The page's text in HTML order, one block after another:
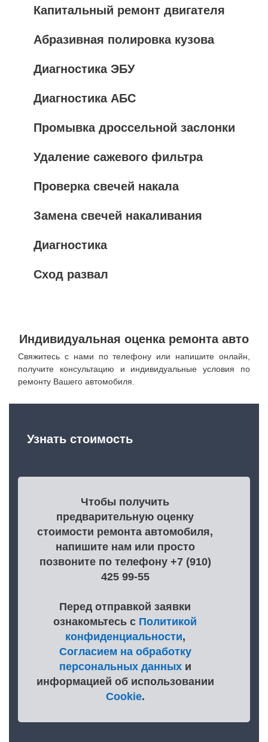
Капитальный ремонт двигателя
Абразивная полировка кузова
Диагностика ЭБУ
Диагностика АБС
Промывка дроссельной заслонки
Удаление сажевого фильтра
Проверка свечей накала
Замена свечей накаливания
Диагностика
Сход развал
Индивидуальная оценка ремонта авто
Свяжитесь с нами по телефону или напишите онлайн,
получите консультацию и индивидуальные условия по
ремонту Вашего автомобиля.
Узнать стоимость
Чтобы получить
предварительную оценку
стоимости ремонта автомобиля,
напишите нам или просто
позвоните по телефону +7 (910)
425 99-55
Перед отправкой заявки
ознакомьтесь с Политикой
конфиденциальности,
Согласием на обработку
персональных данныхи
информацией об использовании
Cookie.